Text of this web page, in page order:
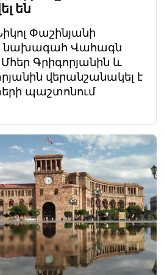
են
Փաշինյանի
նախագահ Վահագն
Գրիգորյանին և
վերանշանակել է
պաշտոնում